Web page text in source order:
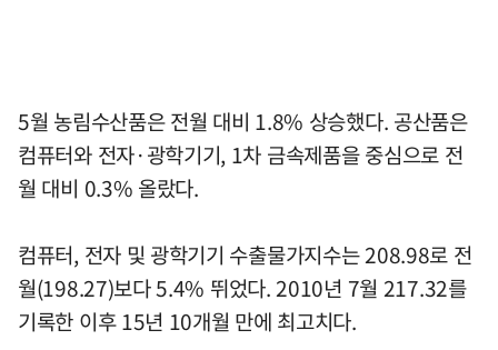
5월 농림수산품은 전월 대비 1.8% 상승했다. 공산품은
컴퓨터와 전자·광학기기, 1차 금속제품을 중심으로 전
월 대비 0.3% 올랐다.
컴퓨터, 전자 및 광학기기 수출물가지수는 208.98로 전
월(198.27)보다 5.4% 뛰었다. 2010년 7월 217.32를
기록한 이후 15년 10개월 만에 최고치다.